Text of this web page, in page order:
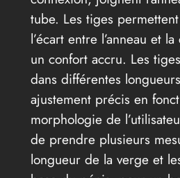
tube. Les tiges
l’écart entre l’anneau et
un confort accru. Les
dans différentes
ajustement précis en
morphologie de
de prendre plusieurs
longueur de la verge et